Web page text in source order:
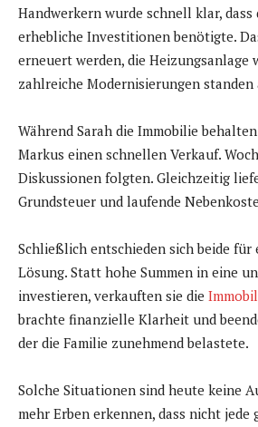
Handwerkern wurde schnell klar, dass
erhebliche Investitionen benötigte.
erneuert werden, die Heizungsanlage
zahlreiche Modernisierungen standen
Während Sarah die Immobilie
Markus einen schnellen Verkauf.
Diskussionen folgten. Gleichzeitig
Grundsteuer und laufende
Schließlich entschieden sich beide für
Lösung. Statt hohe Summen in eine
investieren, verkauften sie die
brachte finanzielle Klarheit und
der die Familie zunehmend belastete.
Solche Situationen sind heute keine
mehr Erben erkennen, dass nicht jede